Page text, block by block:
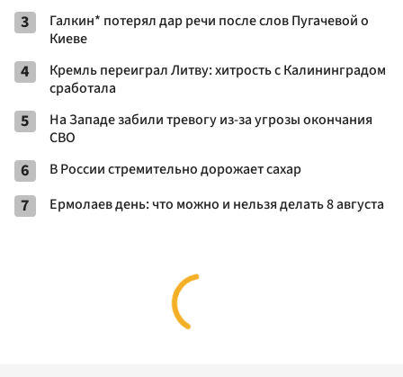
3
Галкин* потерял дар речи после слов Пугачевой о
Киеве
4
Кремль переиграл Литву: хитрость с Калининградом
сработала
5
На Западе забили тревогу из-за угрозы окончания
СВО
6 В России стремительно дорожает сахар
7 Ермолаев день: что можно и нельзя делать 8 августа